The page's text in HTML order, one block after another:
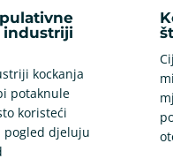
industriji
kockanja
potaknule
koristeći
pogled djeluju